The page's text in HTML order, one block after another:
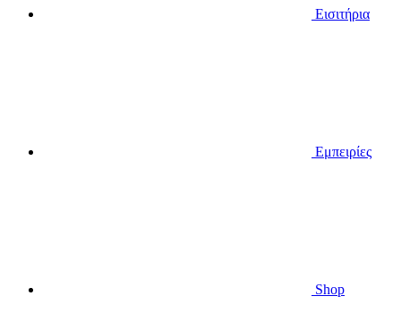
Εισιτήρια
Εμπειρίες
Shop